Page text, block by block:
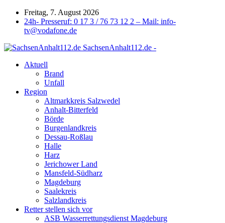
Freitag, 7. August 2026
24h- Presseruf: 0 17 3 / 76 73 12 2 – Mail: info-
tv@vodafone.de
SachsenAnhalt112.de -
Aktuell
Brand
Unfall
Region
Altmarkkreis Salzwedel
Anhalt-Bitterfeld
Börde
Burgenlandkreis
Dessau-Roßlau
Halle
Harz
Jerichower Land
Mansfeld-Südharz
Magdeburg
Saalekreis
Salzlandkreis
Retter stellen sich vor
ASB Wasserrettungsdienst Magdeburg